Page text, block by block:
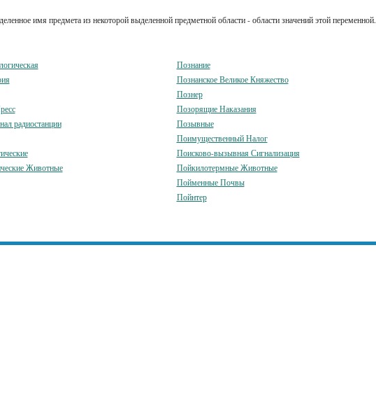
имя предмета из некоторой выделенной предметной области - области значений этой переменной.
Познание
Познанское Великое Княжество
Познер
Позорящие Наказания
радиостанции
Позывные
Поимущественный Налог
Поисково-вызывная Сигнализация
Животные
Пойкилотермные Животные
Пойменные Почвы
Пойнтер